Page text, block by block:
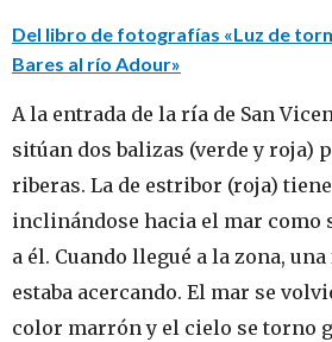
Del libro de fotografías «Luz de
Bares al río Adour»
A la entrada de la ría de San
sitúan dos balizas (verde y roja)
riberas. La de estribor (roja)
inclinándose hacia el mar como
a él. Cuando llegué a la zona,
estaba acercando. El mar se
color marrón y el cielo se torno